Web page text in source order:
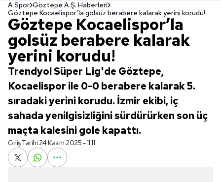
A Spor Göztepe A.Ş. Haberleri
Göztepe Kocaelispor’la golsüz berabere kalarak yerini korudu!
Göztepe Kocaelispor’la
golsüz berabere kalarak
yerini korudu!
Trendyol Süper Lig'de Göztepe,
Kocaelispor ile 0-0 berabere kalarak 5.
sıradaki yerini korudu. İzmir ekibi, iç
sahada yenilgisizliğini sürdürürken son üç
maçta kalesini gole kapattı.
Giriş Tarihi:24 Kasım 2025 - 11:11